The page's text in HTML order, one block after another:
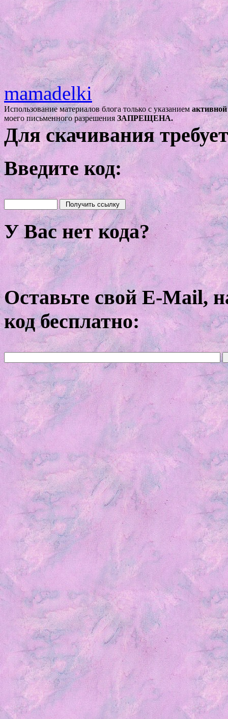
mamadelki
Использование материалов блога только с указанием
моего письменного разрешения ЗАПРЕЩЕНА.
Для скачивания
Введите код:
У Вас нет кода?
Оставьте свой E-Mail,
код бесплатно: